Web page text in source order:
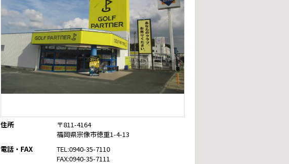
住所
〒811-4164
福岡県宗像市徳重1-4-13
電話・FAX
TEL:0940-35-7110
FAX:0940-35-7111